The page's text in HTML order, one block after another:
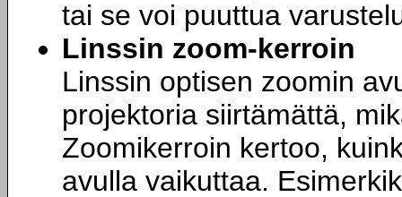
tai se voi puuttua
Linssin zoom-kerroin
Linssin optisen zoomin
projektoria siirtämättä,
Zoomikerroin kertoo,
avulla vaikuttaa.